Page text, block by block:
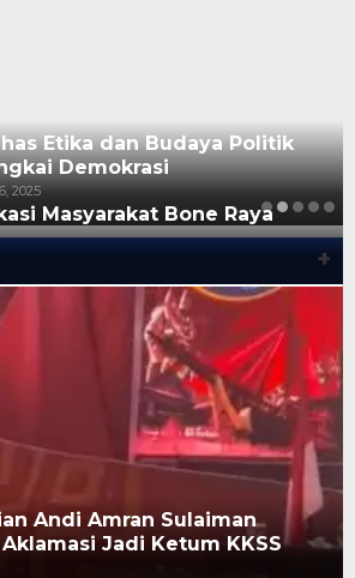
Etika dan Budaya Politik
Demokrasi
2025
+
Masyarakat Bone Raya
Andi Amran Sulaiman
Jadi Ketum KKSS